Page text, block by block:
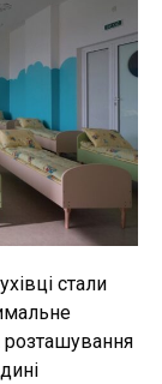
стали
розташування